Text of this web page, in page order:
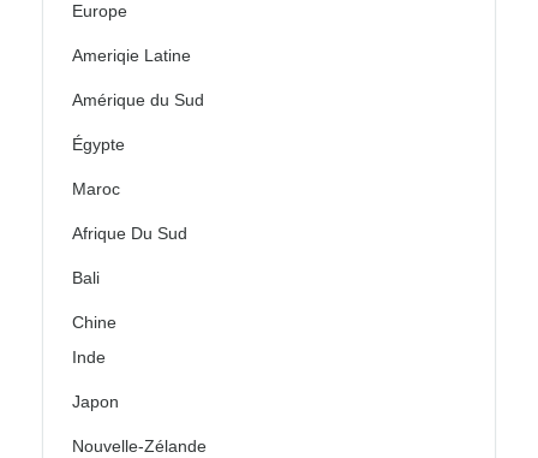
Europe
Ameriqie Latine
Amérique du Sud
Égypte
Maroc
Afrique Du Sud
Bali
Chine
Inde
Japon
Nouvelle-Zélande